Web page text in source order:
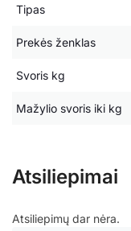
Tipas
Prekės ženklas
Svoris kg
Mažylio svoris iki kg
Atsiliepimai
Atsiliepimų dar nėra.